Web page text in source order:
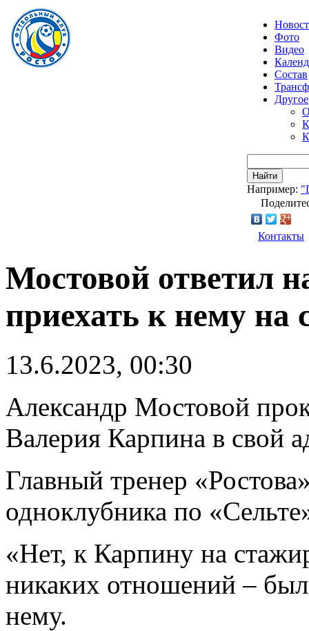
Фото
Видео
Состав
Другое
Найти
Например:
Контакты
Мостовой ответил
приехать к нему на
13.6.2023, 00:30
Александр Мостовой
Валерия Карпина в свой
Главный тренер
одноклубника по
«Нет, к Карпину на
никаких отношений –
нему.